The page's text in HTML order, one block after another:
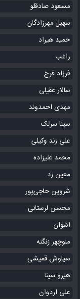
مسعود صادقلو
سهیل مهرزادگان
حمید هیراد
راغب
فرزاد فرخ
سالار عقیلی
مهدی احمدوند
سینا سرلک
علی زند وکیلی
محمد علیزاده
معین زد
شروین حاجی‌پور
محسن لرستانی
اشوان
منوچهر زنگنه
سیاوش قمیشی
هیرو سینا
علی اردوان